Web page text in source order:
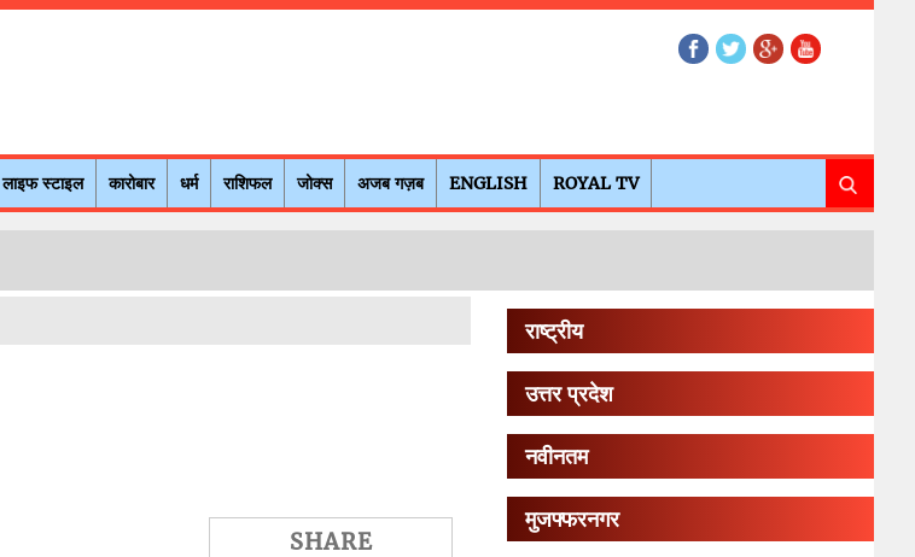
लाइफ स्टाइल कारोबार धर्म राशिफल जोक्स अजब गज़ब ENGLISH ROYAL TV
SHARE
राष्ट्रीय
उत्तर प्रदेश
नवीनतम
मुजफ्फरनगर